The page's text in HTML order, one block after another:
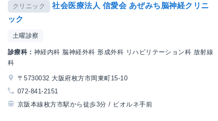
クリニック
社会医療法人 信愛会 あぜみち脳神経クリニ
ック
土曜診察
診療科： 神経内科 脳神経外科 形成外科 リハビリテーション科 放射線
科
〒5730032 大阪府枚方市岡東町15-10
072-841-2151
京阪本線枚方市駅から徒歩3分 / ビオルネ手前